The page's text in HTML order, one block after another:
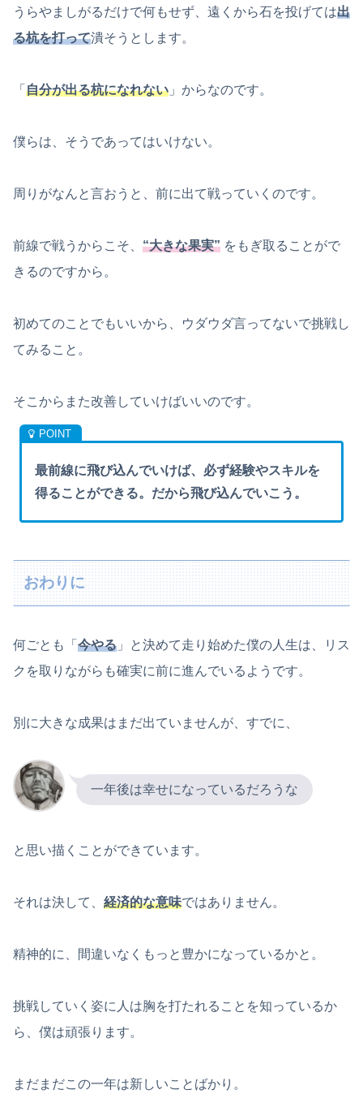
うらやましがるだけで何もせず、遠くから石を投げては出
る杭を打って潰そうとします。
「 自分が出る杭になれない 」からなのです。
僕らは、そうであってはいけない。
周りがなんと言おうと、前に出て戦っていくのです。
前線で戦うからこそ、 “大きな果実” をもぎ取ることがで
きるのですから。
初めてのことでもいいから、ウダウダ言ってないで挑戦し
てみること。
そこからまた改善していけばいいのです。
最前線に飛び込んでいけば、必ず経験やスキルを
得ることができる。だから飛び込んでいこう。
おわりに
何ごとも「 今やる 」と決めて走り始めた僕の人生は、リス
クを取りながらも確実に前に進んでいるようです。
別に大きな成果はまだ出ていませんが、すでに、
一年後は幸せになっているだろうな
と思い描くことができています。
それは決して、 経済的な意味ではありません。
精神的に、間違いなくもっと豊かになっているかと。
挑戦していく姿に人は胸を打たれることを知っているか
ら、僕は頑張ります。
まだまだこの一年は新しいことばかり。